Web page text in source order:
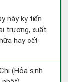
này kỵ tiến
trương, xuất
hay cất
(Hỏa sinh